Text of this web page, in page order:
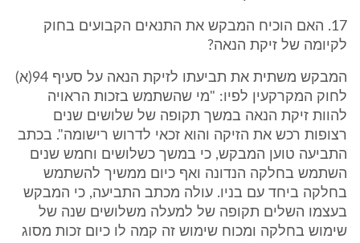
17. האם הוכיח המבקש את התנאים הקבועים בחוק
לקיומה של זיקת הנאה?
המבקש משתית את תביעתו לזיקת הנאה על סעיף 94(א)
לחוק המקרקעין לפיו: "מי שהשתמש בזכות הראויה
להוות זיקת הנאה במשך תקופה של שלושים שנים
רצופות רכש את הזיקה והוא זכאי לדרוש רישומה". בכתב
התביעה טוען המבקש, כי במשך כשלושים וחמש שנים
השתמש בחלקה הנדונה ואף כיום ממשיך להשתמש
בחלקה ביחד עם בניו. עולה מכתב התביעה, כי המבקש
בעצמו השלים תקופה של למעלה משלושים שנה של
שימוש בחלקה ומכוח שימוש זה קמה לו כיום זכות מסוג